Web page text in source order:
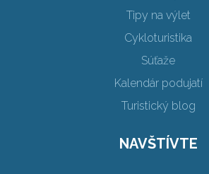
Tipy na výlet
Cykloturistika
Súťaže
Kalendár podujatí
Turistický blog
NAVŠTÍVTE